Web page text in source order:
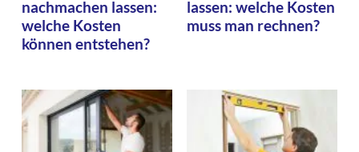
nachmachen lassen:
welche Kosten
können entstehen?
lassen: welche Kosten
muss man rechnen?